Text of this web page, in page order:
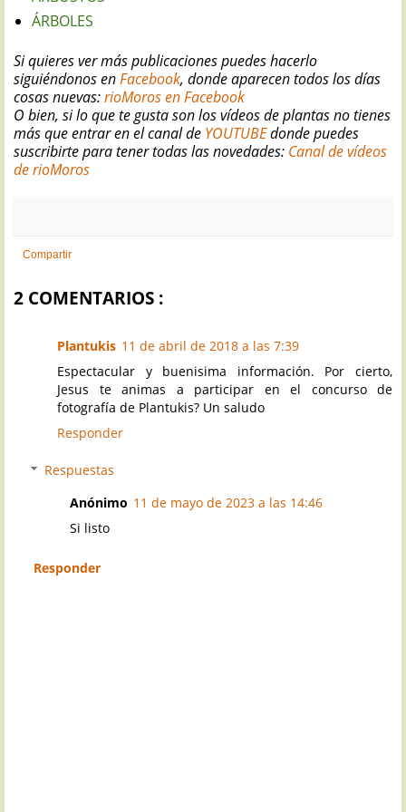
ÁRBOLES
Si quieres ver más publicaciones puedes hacerlo
siguiéndonos enFacebook, donde aparecen todos los días
cosas nuevas:rioMoros en Facebook
O bien, si lo que te gusta son los vídeos de plantas no tienes
más que entrar en el canal de YOUTUBEdonde puedes
suscribirte para tener todas las novedades: Canal de vídeos
de rioMoros
Compartir
2 COMENTARIOS :
Plantukis 11 de abril de 2018 a las 7:39
Espectacular y buenisima información. Por cierto,
Jesus te animas a participar en el concurso de
fotografía de Plantukis? Un saludo
Responder
Respuestas
Anónimo 11 de mayo de 2023 a las 14:46
Si listo
Responder